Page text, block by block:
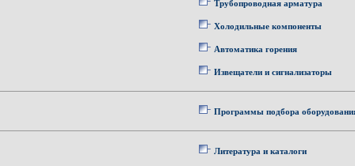
Трубопроводная арматура
Холодильные компоненты
Автоматика горения
Извещатели и сигнализаторы
Программы подбора
Литература и каталоги